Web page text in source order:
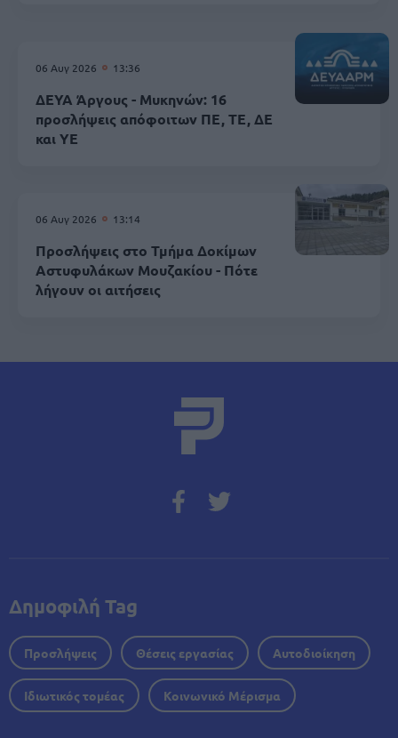
06 Αυγ 2026 13:36
ΔΕΥΑ Άργους - Μυκηνών: 16
προσλήψεις απόφοιτων ΠΕ, ΤΕ, ΔΕ
και ΥΕ
06 Αυγ 2026 13:14
Προσλήψεις στο Τμήμα Δοκίμων
Αστυφυλάκων Mουζακίου - Πότε
λήγουν οι αιτήσεις
Δημοφιλή Tag
Προσλήψεις Θέσεις εργασίας Αυτοδιοίκηση
Ιδιωτικός τομέας Κοινωνικό Μέρισμα